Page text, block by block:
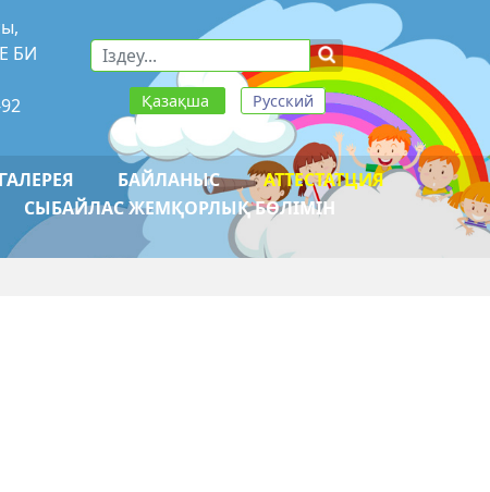
БИ
Қазақша Русский
ГАЛЕРЕЯ БАЙЛАНЫС
АТТЕСТАТЦИЯ
СЫБАЙЛАС ЖЕМҚОРЛЫҚ БӨЛІМІН